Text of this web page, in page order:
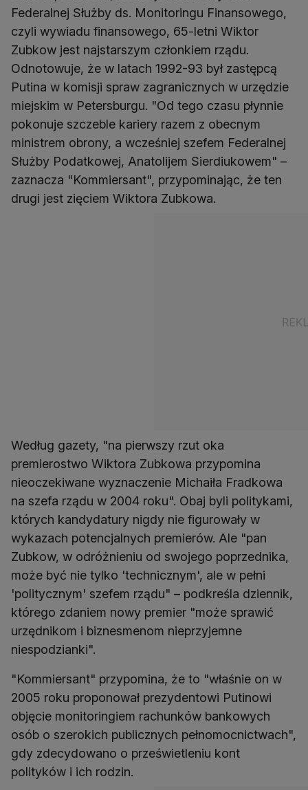
Federalnej Służby ds. Monitoringu Finansowego,
czyli wywiadu finansowego, 65-letni Wiktor
Zubkow jest najstarszym członkiem rządu.
Odnotowuje, że w latach 1992-93 był zastępcą
Putina w komisji spraw zagranicznych w urzędzie
miejskim w Petersburgu. "Od tego czasu płynnie
pokonuje szczeble kariery razem z obecnym
ministrem obrony, a wcześniej szefem Federalnej
Służby Podatkowej, Anatolijem Sierdiukowem" –
zaznacza "Kommiersant", przypominając, że ten
drugi jest zięciem Wiktora Zubkowa.
Według gazety, "na pierwszy rzut oka
premierostwo Wiktora Zubkowa przypomina
nieoczekiwane wyznaczenie Michaiła Fradkowa
na szefa rządu w 2004 roku". Obaj byli politykami,
których kandydatury nigdy nie figurowały w
wykazach potencjalnych premierów. Ale "pan
Zubkow, w odróżnieniu od swojego poprzednika,
może być nie tylko 'technicznym', ale w pełni
'politycznym' szefem rządu" – podkreśla dziennik,
którego zdaniem nowy premier "może sprawić
urzędnikom i biznesmenom nieprzyjemne
niespodzianki".
"Kommiersant" przypomina, że to "właśnie on w
2005 roku proponował prezydentowi Putinowi
objęcie monitoringiem rachunków bankowych
osób o szerokich publicznych pełnomocnictwach",
gdy zdecydowano o prześwietleniu kont
polityków i ich rodzin.